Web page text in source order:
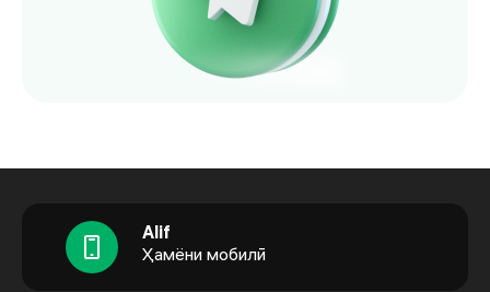
Alif
Ҳамёни мобилӣ